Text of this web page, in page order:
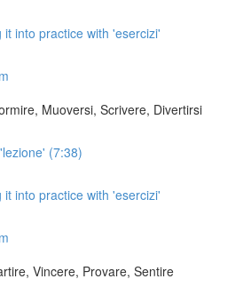
it into practice with 'esercizi'
Muoversi, Scrivere, Divertirsi
(7:38)
it into practice with 'esercizi'
Vincere, Provare, Sentire